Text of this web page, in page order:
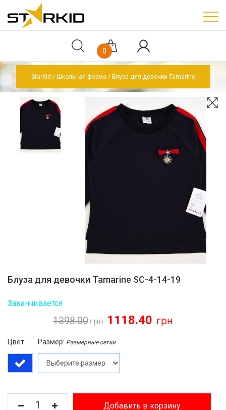
0
StarKid Школьная форма Блуза для девочки Tamarine
Блуза для девочки Tamarine SC-4-14-19
Заканчивается
1398.00 1118.40
Цвет: Размер: Размерные сетки
Добавить в корзину